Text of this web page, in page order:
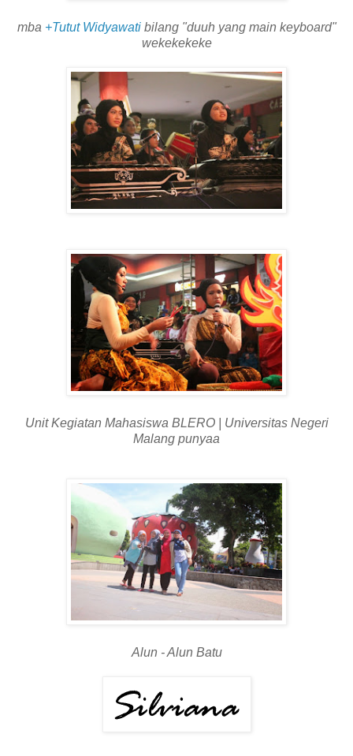
mba +Tutut Widyawatibilang "duuh yang main keyboard"
wekekekeke
Unit Kegiatan Mahasiswa BLERO | Universitas Negeri
Malang punyaa
Alun - Alun Batu